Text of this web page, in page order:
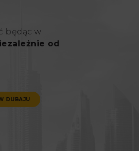
będąc w
od
DUBAJU